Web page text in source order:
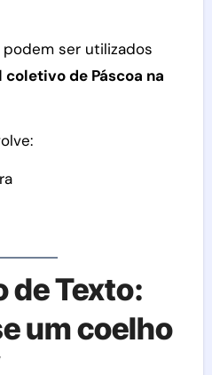
ser utilizados
de Páscoa na
de Texto:
um coelho